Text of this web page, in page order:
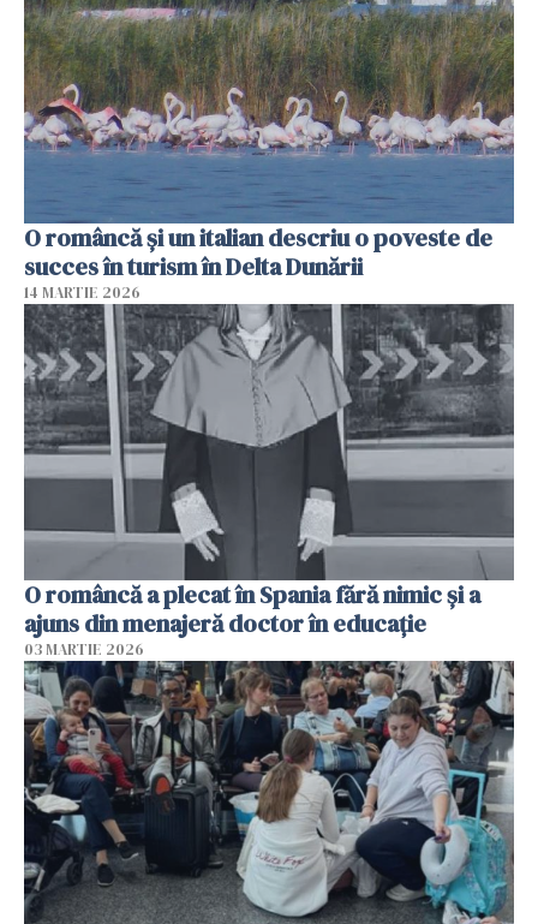
O româncă și un italian descriu o poveste de
succes în turism în Delta Dunării
14 MARTIE 2026
O româncă a plecat în Spania fără nimic și a
ajuns din menajeră doctor în educație
03 MARTIE 2026